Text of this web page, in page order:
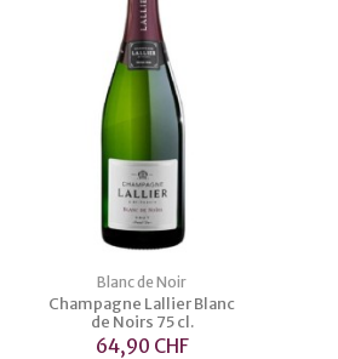
Blanc de Noir
Champagne Lallier Blanc
de Noirs 75 cl.
64,90 CHF